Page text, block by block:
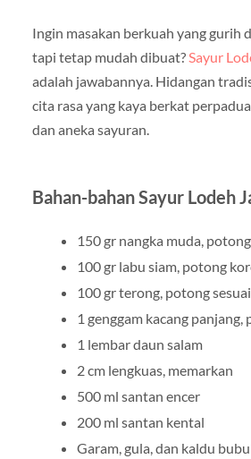
Ingin masakan berkuah yang gurih
tapi tetap mudah dibuat?Sayur
adalah jawabannya. Hidangan
cita rasa yang kaya berkat
dan aneka sayuran.
Bahan-bahan Sayur Lodeh
150 gr nangka muda,
100 gr labu siam, potong
100 gr terong, potong
1 genggam kacang panjang,
1 lembar daun salam
2 cm lengkuas, memarkan
500 ml santan encer
200 ml santan kental
Garam, gula, dan kaldu